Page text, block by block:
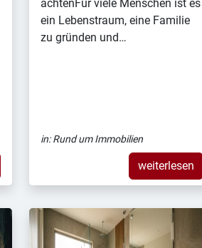
achtenFür viele Menschen ist es
ein Lebenstraum, eine Familie
zu gründen und…
in:Rund um Immobilien
weiterlesen